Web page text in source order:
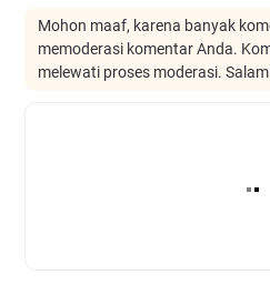
Mohon maaf, karena banyak
memoderasi komentar Anda.
melewati proses moderasi.